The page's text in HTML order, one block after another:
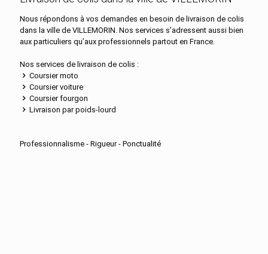
Nous répondons à vos demandes en besoin de livraison de colis
dans la ville de VILLEMORIN. Nos services s’adressent aussi bien
aux particuliers qu’aux professionnels partout en France.
Nos services de livraison de colis :
Coursier moto
Coursier voiture
Coursier fourgon
Livraison par poids-lourd
Professionnalisme - Rigueur - Ponctualité